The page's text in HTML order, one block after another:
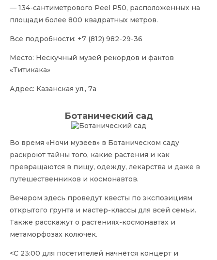
— 134-сантиметрового Peel P50, расположенных на
площади более 800 квадратных метров.
Все подробности: +7 (812) 982-29-36
Место: Нескучный музей рекордов и фактов
«Титикака»
Адрес: Казанская ул., 7а
Ботанический сад
Во время «Ночи музеев» в Ботаническом саду
раскроют тайны того, какие растения и как
превращаются в пищу, одежду, лекарства и даже в
путешественников и космонавтов.
Вечером здесь проведут квесты по экспозициям
открытого грунта и мастер-классы для всей семьи.
Также расскажут о растениях-космонавтах и
метаморфозах колючек.
<С 23:00 для посетителей начнётся концерт и